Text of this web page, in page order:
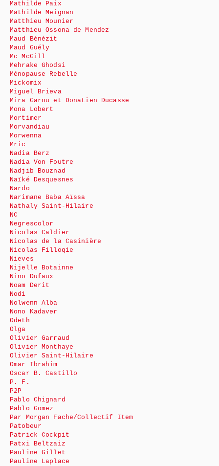
Mathilde Paix
Mathilde Meignan
Matthieu Mounier
Matthieu Ossona de Mendez
Maud Bénézit
Maud Guély
Mc McGill
Mehrake Ghodsi
Ménopause Rebelle
Mickomix
Miguel Brieva
Mira Garou et Donatien Ducasse
Mona Lobert
Mortimer
Morvandiau
Morwenna
Mric
Nadia Berz
Nadia Von Foutre
Nadjib Bouznad
Naïké Desquesnes
Nardo
Narimane Baba Aïssa
Nathaly Saint-Hilaire
NC
Negrescolor
Nicolas Caldier
Nicolas de la Casinière
Nicolas Filloqie
Nieves
Nijelle Botainne
Nino Dufaux
Noam Derit
Nodi
Nolwenn Alba
Nono Kadaver
Odeth
Olga
Olivier Garraud
Olivier Monthaye
Olivier Saint-Hilaire
Omar Ibrahim
Oscar B. Castillo
P. F.
P2P
Pablo Chignard
Pablo Gomez
Par Morgan Fache/Collectif Item
Patobeur
Patrick Cockpit
Patxi Beltzaiz
Pauline Gillet
Pauline Laplace